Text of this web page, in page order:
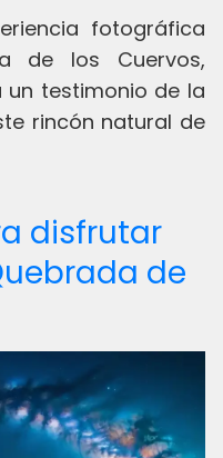
fotográfica
de los Cuervos,
testimonio de la
rincón natural de
disfrutar
de